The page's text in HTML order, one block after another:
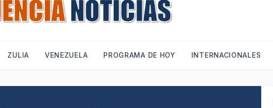
ZULIA VENEZUELA PROGRAMA DE HOY INTERNACIONALES